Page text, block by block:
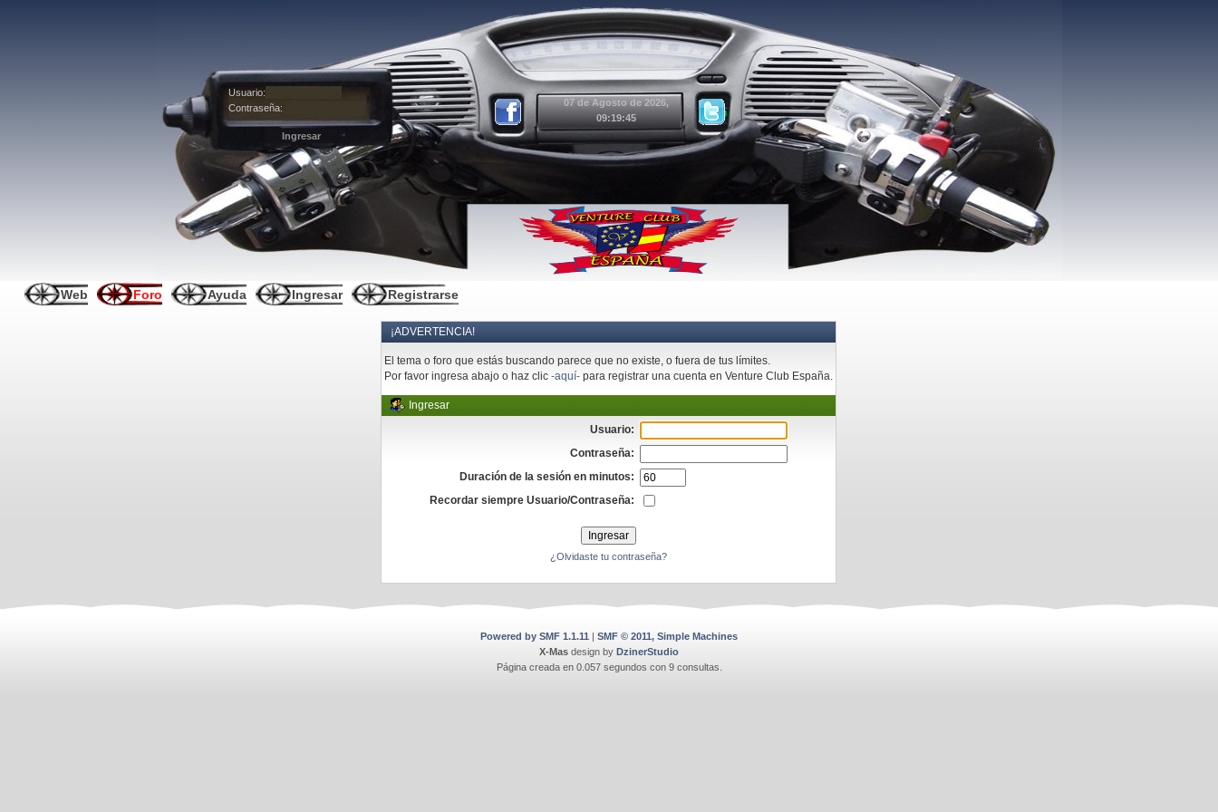
07 de Agosto de 2026,
09:19:45
Usuario:
Contraseña:
Web Foro Ayuda Ingresar Registrarse
¡ADVERTENCIA!
El tema o foro que estás buscando parece que no existe, o fuera de tus límites.
Por favor ingresa abajo o haz clic-aquí- para registrar una cuenta en Venture Club España.
Ingresar
Usuario:
Contraseña:
Duración de la sesión en minutos:
Recordar siempre Usuario/Contraseña:
¿Olvidaste tu contraseña?
Powered by SMF 1.1.11 | SMF © 2011, Simple Machines
X-Mas design by DzinerStudio
Página creada en 0.057 segundos con 9 consultas.